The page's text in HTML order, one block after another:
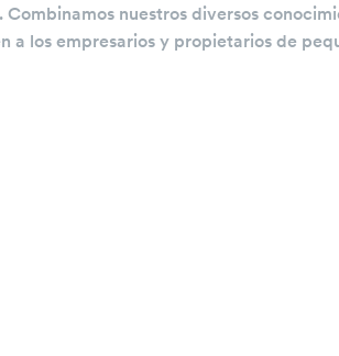
nuestros diversos
los empresarios y propietarios de